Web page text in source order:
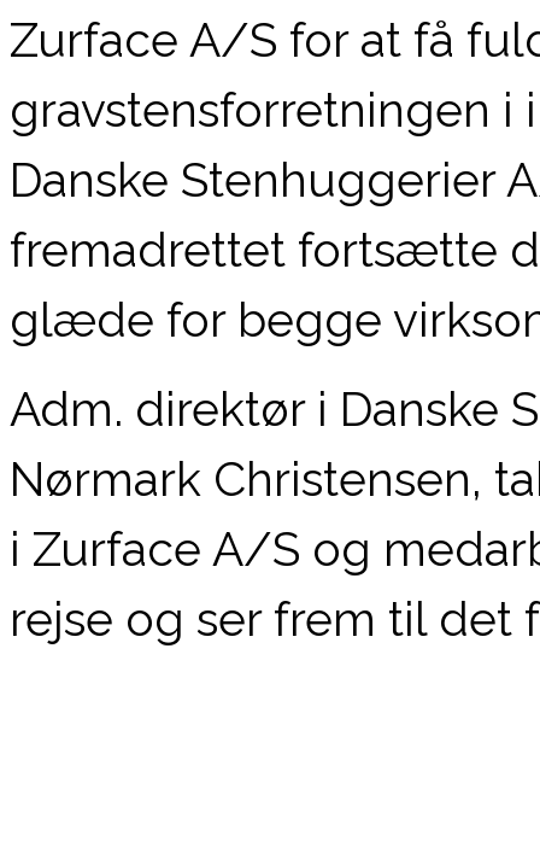
Zurface A/S for at få
gravstensforretningen i
Danske Stenhuggerier
fremadrettet fortsætte
glæde for begge
Adm. direktør i Danske
Nørmark Christensen,
i Zurface A/S og
rejse og ser frem til det